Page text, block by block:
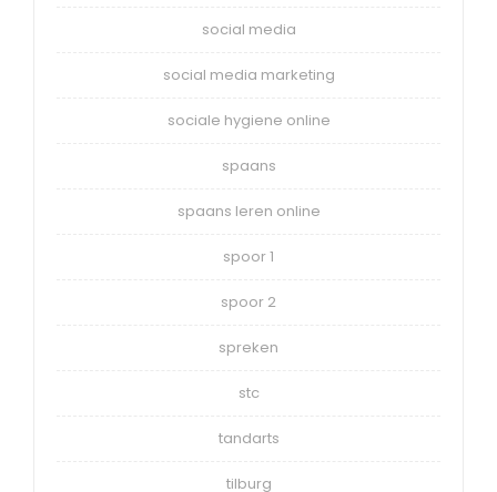
social media
social media marketing
sociale hygiene online
spaans
spaans leren online
spoor 1
spoor 2
spreken
stc
tandarts
tilburg